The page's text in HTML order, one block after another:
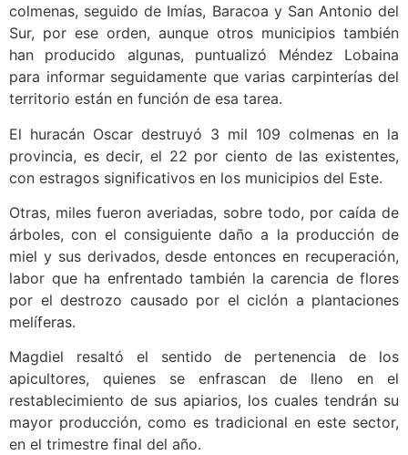
colmenas, seguido de Imías, Baracoa y San Antonio del
Sur, por ese orden, aunque otros municipios también
han producido algunas, puntualizó Méndez Lobaina
para informar seguidamente que varias carpinterías del
territorio están en función de esa tarea.
El huracán Oscar destruyó 3 mil 109 colmenas en la
provincia, es decir, el 22 por ciento de las existentes,
con estragos significativos en los municipios del Este.
Otras, miles fueron averiadas, sobre todo, por caída de
árboles, con el consiguiente daño a la producción de
miel y sus derivados, desde entonces en recuperación,
labor que ha enfrentado también la carencia de flores
por el destrozo causado por el ciclón a plantaciones
melíferas.
Magdiel resaltó el sentido de pertenencia de los
apicultores, quienes se enfrascan de lleno en el
restablecimiento de sus apiarios, los cuales tendrán su
mayor producción, como es tradicional en este sector,
en el trimestre final del año.